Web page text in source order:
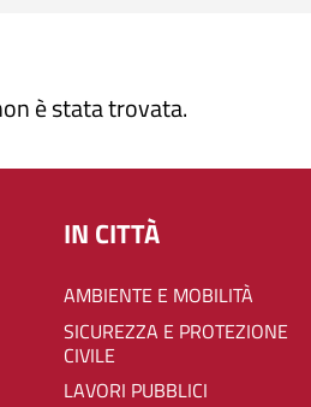
è stata trovata.
IN CITTÀ
AMBIENTE E MOBILITÀ
SICUREZZA E PROTEZIONE
CIVILE
LAVORI PUBBLICI